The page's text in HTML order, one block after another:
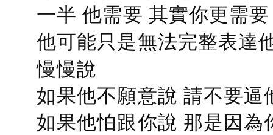
一半 他需要 其實你更需要
他可能只是無法完整表達
慢慢說
如果他不願意說 請不要逼
如果他怕跟你說 那是因